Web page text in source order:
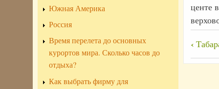
центе
‹
Южная Америка
Россия
Время перелета до основных
курортов мира. Сколько часов до
отдыха?
Как выбрать фирму для